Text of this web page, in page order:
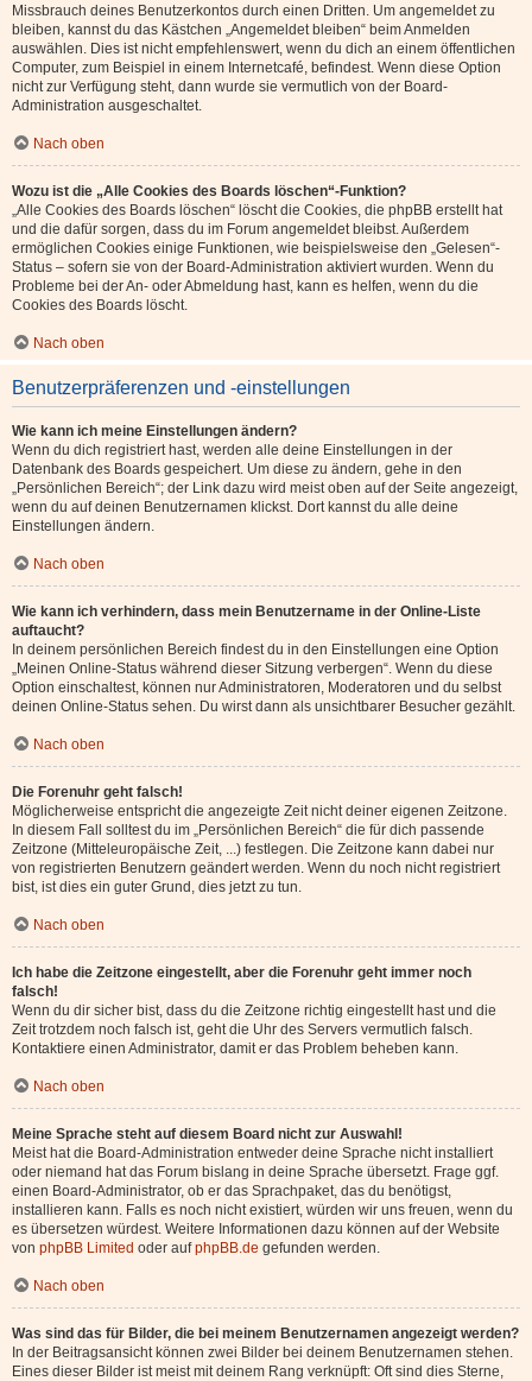
Missbrauch deines Benutzerkontos durch einen Dritten. Um angemeldet zu
bleiben, kannst du das Kästchen „Angemeldet bleiben“ beim Anmelden
auswählen. Dies ist nicht empfehlenswert, wenn du dich an einem öffentlichen
Computer, zum Beispiel in einem Internetcafé, befindest. Wenn diese Option
nicht zur Verfügung steht, dann wurde sie vermutlich von der Board-
Administration ausgeschaltet.
Nach oben
Wozu ist die „Alle Cookies des Boards löschen“-Funktion?
„Alle Cookies des Boards löschen“ löscht die Cookies, die phpBB erstellt hat
und die dafür sorgen, dass du im Forum angemeldet bleibst. Außerdem
ermöglichen Cookies einige Funktionen, wie beispielsweise den „Gelesen“-
Status – sofern sie von der Board-Administration aktiviert wurden. Wenn du
Probleme bei der An- oder Abmeldung hast, kann es helfen, wenn du die
Cookies des Boards löscht.
Nach oben
Benutzerpräferenzen und -einstellungen
Wie kann ich meine Einstellungen ändern?
Wenn du dich registriert hast, werden alle deine Einstellungen in der
Datenbank des Boards gespeichert. Um diese zu ändern, gehe in den
„Persönlichen Bereich“; der Link dazu wird meist oben auf der Seite angezeigt,
wenn du auf deinen Benutzernamen klickst. Dort kannst du alle deine
Einstellungen ändern.
Nach oben
Wie kann ich verhindern, dass mein Benutzername in der Online-Liste
auftaucht?
In deinem persönlichen Bereich findest du in den Einstellungen eine Option
„Meinen Online-Status während dieser Sitzung verbergen“. Wenn du diese
Option einschaltest, können nur Administratoren, Moderatoren und du selbst
deinen Online-Status sehen. Du wirst dann als unsichtbarer Besucher gezählt.
Nach oben
Die Forenuhr geht falsch!
Möglicherweise entspricht die angezeigte Zeit nicht deiner eigenen Zeitzone.
In diesem Fall solltest du im „Persönlichen Bereich“ die für dich passende
Zeitzone (Mitteleuropäische Zeit, ...) festlegen. Die Zeitzone kann dabei nur
von registrierten Benutzern geändert werden. Wenn du noch nicht registriert
bist, ist dies ein guter Grund, dies jetzt zu tun.
Nach oben
Ich habe die Zeitzone eingestellt, aber die Forenuhr geht immer noch
falsch!
Wenn du dir sicher bist, dass du die Zeitzone richtig eingestellt hast und die
Zeit trotzdem noch falsch ist, geht die Uhr des Servers vermutlich falsch.
Kontaktiere einen Administrator, damit er das Problem beheben kann.
Nach oben
Meine Sprache steht auf diesem Board nicht zur Auswahl!
Meist hat die Board-Administration entweder deine Sprache nicht installiert
oder niemand hat das Forum bislang in deine Sprache übersetzt. Frage ggf.
einen Board-Administrator, ob er das Sprachpaket, das du benötigst,
installieren kann. Falls es noch nicht existiert, würden wir uns freuen, wenn du
es übersetzen würdest. Weitere Informationen dazu können auf der Website
von phpBB Limited oder aufphpBB.de gefunden werden.
Nach oben
Was sind das für Bilder, die bei meinem Benutzernamen angezeigt werden?
In der Beitragsansicht können zwei Bilder bei deinem Benutzernamen stehen.
Eines dieser Bilder ist meist mit deinem Rang verknüpft: Oft sind dies Sterne,